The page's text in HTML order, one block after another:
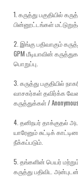
1. கருத்து பகுதியில்
பின்னூட்டங்கள்
2. இங்கு பதிவாகும்
GPM மீடியாவின்
பொறுப்பு.
3. கருத்து பகுதியில்
வாசகர்கள் தவிர்க்க
கருத்துக்கள் /
4. தனிநபர் தாக்குதல்
யாரேனும் சுட்டிக்
நீக்கப்படும்.
5. தங்களின் பெயர்
கருத்து பதிவிட